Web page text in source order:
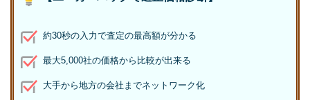
約30秒の入力で査定の最高額が分かる
最大5,000社の価格から比較が出来る
大手から地方の会社までネットワーク化